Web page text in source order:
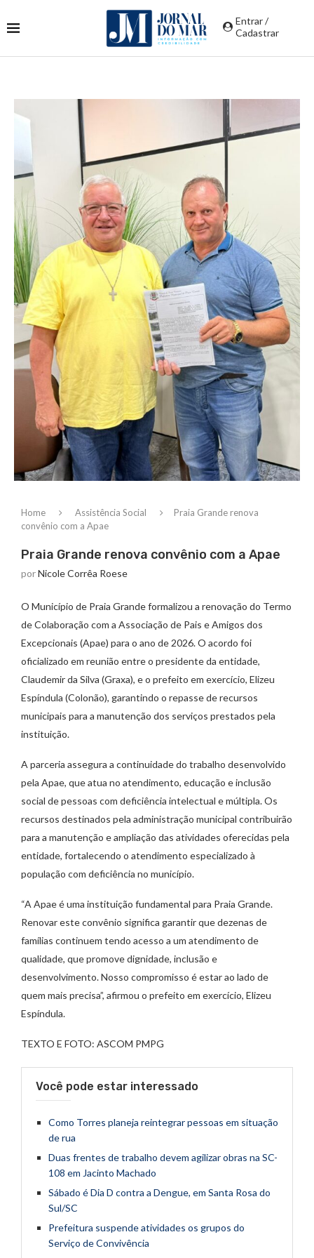
Entrar /
Cadastrar
Home Assistência Social
Praia Grande renova
convênio com a Apae
Praia Grande renova convênio com a Apae
porNicole Corrêa Roese
O Município de Praia Grande formalizou a renovação do Termo
de Colaboração com a Associação de Pais e Amigos dos
Excepcionais (Apae) para o ano de 2026. O acordo foi
oficializado em reunião entre o presidente da entidade,
Claudemir da Silva (Graxa), e o prefeito em exercício, Elizeu
Espíndula (Colonão), garantindo o repasse de recursos
municipais para a manutenção dos serviços prestados pela
instituição.
A parceria assegura a continuidade do trabalho desenvolvido
pela Apae, que atua no atendimento, educação e inclusão
social de pessoas com deficiência intelectual e múltipla. Os
recursos destinados pela administração municipal contribuirão
para a manutenção e ampliação das atividades oferecidas pela
entidade, fortalecendo o atendimento especializado à
população com deficiência no município.
“A Apae é uma instituição fundamental para Praia Grande.
Renovar este convênio significa garantir que dezenas de
famílias continuem tendo acesso a um atendimento de
qualidade, que promove dignidade, inclusão e
desenvolvimento. Nosso compromisso é estar ao lado de
quem mais precisa”, afirmou o prefeito em exercício, Elizeu
Espíndula.
TEXTO E FOTO: ASCOM PMPG
Você pode estar interessado
Como Torres planeja reintegrar pessoas em situação
de rua
Duas frentes de trabalho devem agilizar obras na SC-
108 em Jacinto Machado
Sábado é Dia D contra a Dengue, em Santa Rosa do
Sul/SC
Prefeitura suspende atividades os grupos do
Serviço de Convivência